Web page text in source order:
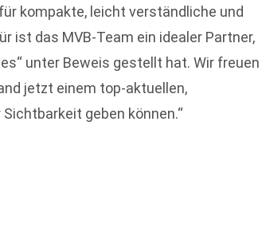
kompakte, leicht verständliche und
ist das MVB-Team ein idealer Partner,
unter Beweis gestellt hat. Wir freuen
jetzt einem top-aktuellen,
geben können.“